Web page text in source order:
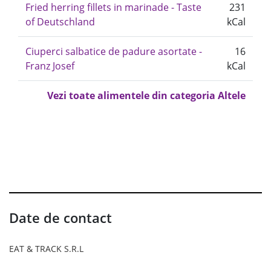
Fried herring fillets in marinade - Taste
of Deutschland
231
kCal
Ciuperci salbatice de padure asortate -
Franz Josef
16
kCal
Vezi toate alimentele din categoria Altele
Date de contact
EAT & TRACK S.R.L